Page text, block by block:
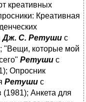
креативных
Креативная
Дж. С. Ретуши с
"Вещи, которые мой
Ретуши с
Опросник
Ретуши с
(1981); Анкета для